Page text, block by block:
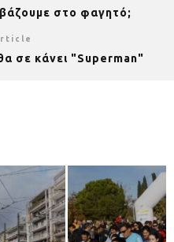
στο φαγητό;
σε κάνει "Superman"